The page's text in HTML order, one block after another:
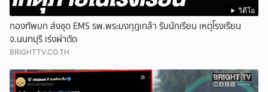
วิดีโอ
กองทัพบก ส่งชุด EMS รพ.พระมงกุฎเกล้า รับนักเรียน เหตุโรงเรียน
จ.นนทบุรี เร่งผ่าตัด
BRIGHTTV.CO.TH